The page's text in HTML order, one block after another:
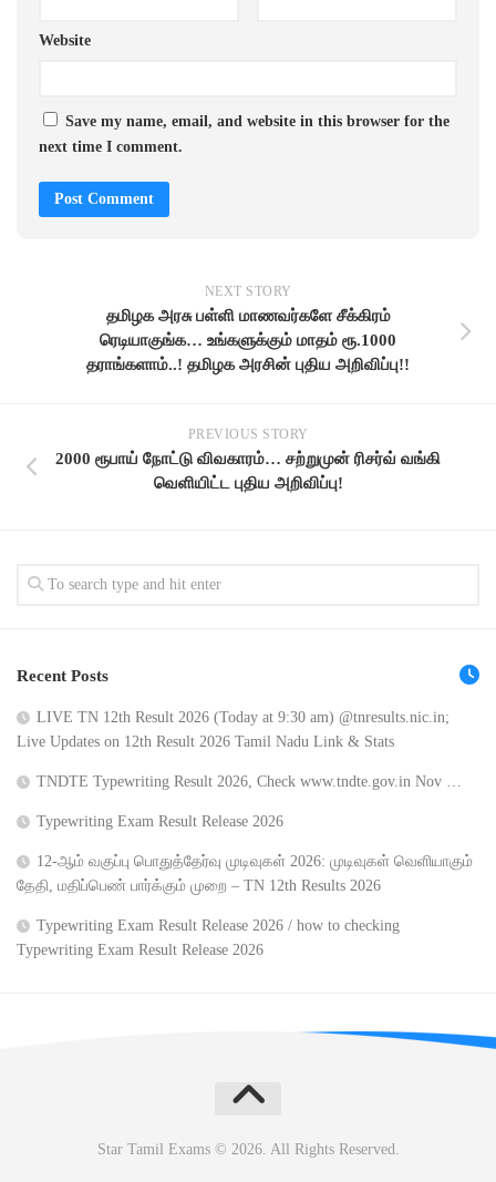
Website
Save my name, email, and website in this browser for the
next time I comment.
NEXT STORY
தமிழக அரசு பள்ளி மாணவர்களே சீக்கிரம்
ரெடியாகுங்க… உங்களுக்கும் மாதம் ரூ.1000
தராங்களாம்..! தமிழக அரசின் புதிய அறிவிப்பு!!
PREVIOUS STORY
2000 ரூபாய் நோட்டு விவகாரம்… சற்றுமுன் ரிசர்வ் வங்கி
வெளியிட்ட புதிய அறிவிப்பு!
Recent Posts
LIVE TN 12th Result 2026 (Today at 9:30 am) @tnresults.nic.in;
Live Updates on 12th Result 2026 Tamil Nadu Link & Stats
TNDTE Typewriting Result 2026, Check www.tndte.gov.in Nov …
Typewriting Exam Result Release 2026
12-ஆம் வகுப்பு பொதுத்தேர்வு முடிவுகள் 2026: முடிவுகள் வெளியாகும்
தேதி, மதிப்பெண் பார்க்கும் முறை – TN 12th Results 2026
Typewriting Exam Result Release 2026 / how to checking
Typewriting Exam Result Release 2026
Star Tamil Exams © 2026. All Rights Reserved.